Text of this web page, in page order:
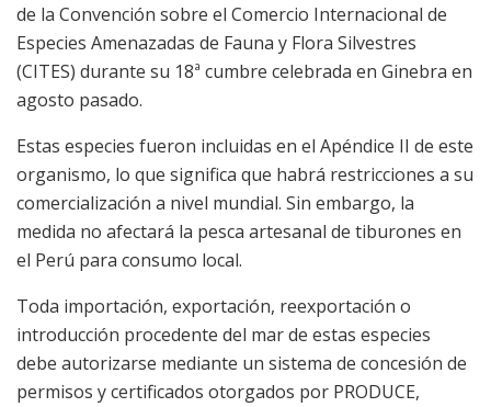
de la Convención sobre el Comercio Internacional de
Especies Amenazadas de Fauna y Flora Silvestres
(CITES) durante su 18ª cumbre celebrada en Ginebra en
agosto pasado.
Estas especies fueron incluidas en el Apéndice II de este
organismo, lo que significa que habrá restricciones a su
comercialización a nivel mundial. Sin embargo, la
medida no afectará la pesca artesanal de tiburones en
el Perú para consumo local.
Toda importación, exportación, reexportación o
introducción procedente del mar de estas especies
debe autorizarse mediante un sistema de concesión de
permisos y certificados otorgados por PRODUCE,